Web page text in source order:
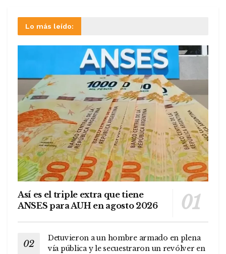
Lo más leído:
Así es el triple extra que tiene
ANSES para AUH en agosto 2026
Detuvieron a un hombre armado en plena
vía pública y le secuestraron un revólver en